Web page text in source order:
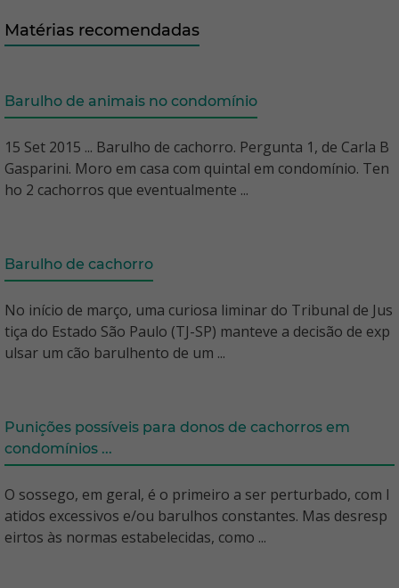
Matérias recomendadas
Barulho de animais no condomínio
15 Set 2015 ... Barulho de cachorro. Pergunta 1, de Carla B
Gasparini. Moro em casa com quintal em condomínio. Ten
ho 2 cachorros que eventualmente ...
Barulho de cachorro
No início de março, uma curiosa liminar do Tribunal de Jus
tiça do Estado São Paulo (TJ-SP) manteve a decisão de exp
ulsar um cão barulhento de um ...
Punições possíveis para donos de cachorros em
condomínios ...
O sossego, em geral, é o primeiro a ser perturbado, com l
atidos excessivos e/ou barulhos constantes. Mas desresp
eirtos às normas estabelecidas, como ...